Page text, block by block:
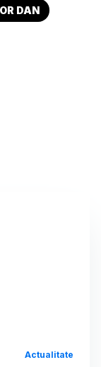
DAN
Actualitate